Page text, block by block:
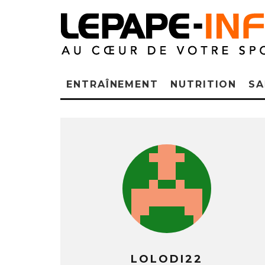
ENTRAÎNEMENT NUTRITION
LOLODI22